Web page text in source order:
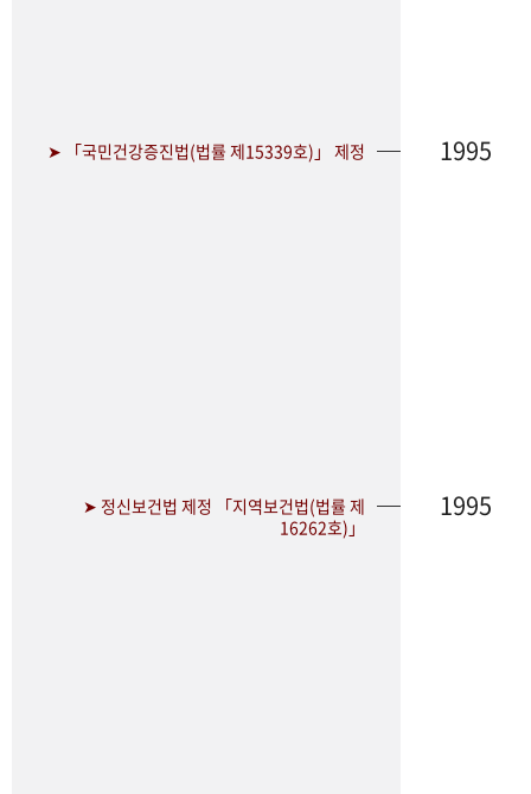
➤ 「국민건강증진법(법률 제15339호)」 제정 1995
➤ 정신보건법 제정 「지역보건법(법률 제
16262호)」
1995